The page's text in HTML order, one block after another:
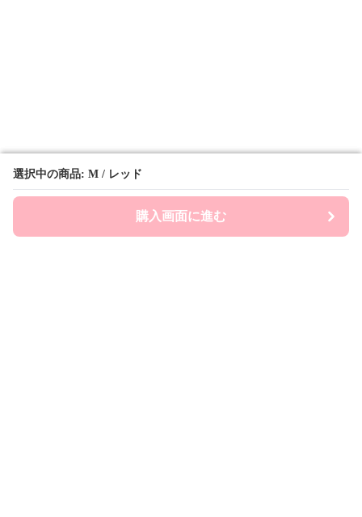
選択中の商品: M / レッド
購入画面に進む
選択中の商品: M / レッド
購入画面に進む